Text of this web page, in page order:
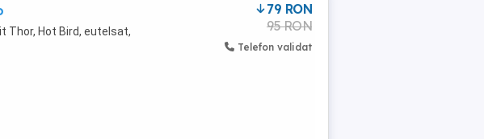
Thor, Hot Bird, eutelsat,
79 RON
95 RON
Telefon validat